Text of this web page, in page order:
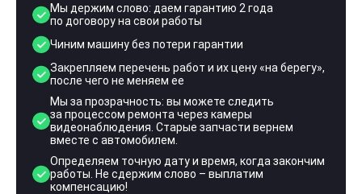
Мы держим слово: даем гарантию 2 года
по договору на свои работы
Чиним машину без потери гарантии
Закрепляем перечень работ и их цену «на берегу»,
после чего не меняем ее
Мы за прозрачность: вы можете следить
за процессом ремонта через камеры
видеонаблюдения. Старые запчасти вернем
вместе с автомобилем.
Определяем точную дату и время, когда закончим
работы. Не сдержим слово – выплатим
компенсацию!